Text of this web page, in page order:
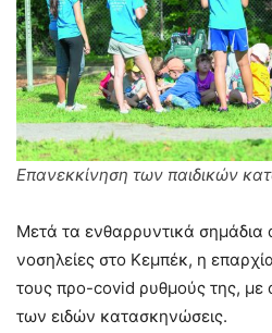
Επανεκκίνηση των παιδικών
Μετά τα ενθαρρυντικά
νοσηλείες στο Κεμπέκ, η
τους προ-covid ρυθμούς της, με
των ειδών κατασκηνώσεις.